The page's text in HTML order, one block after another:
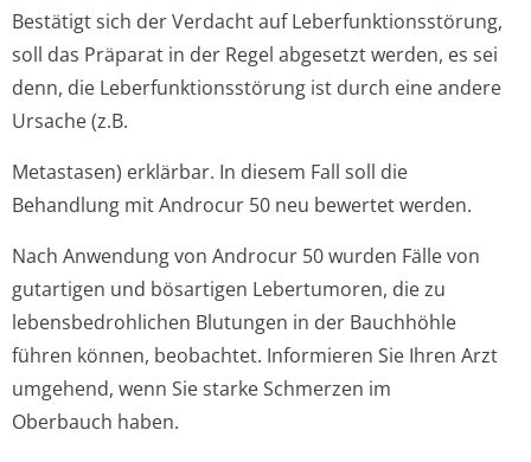
Bestätigt sich der Verdacht auf Leberfunktion­sstörung,
soll das Präparat in der Regel abgesetzt werden, es sei
denn, die Leberfunktion­sstörung ist durch eine andere
Ursache (z.B.
Metastasen) erklärbar. In diesem Fall soll die
Behandlung mit Androcur 50 neu bewertet werden.
Nach Anwendung von Androcur 50 wurden Fälle von
gutartigen und bösartigen Lebertumoren, die zu
lebensbedrohlichen Blutungen in der Bauchhöhle
führen können, beobachtet. Informieren Sie Ihren Arzt
umgehend, wenn Sie starke Schmerzen im
Oberbauch haben.